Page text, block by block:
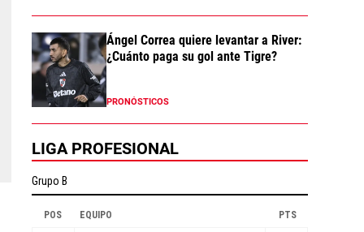
Ángel Correa quiere levantar a River:
¿Cuánto paga su gol ante Tigre?
PRONÓSTICOS
LIGA PROFESIONAL